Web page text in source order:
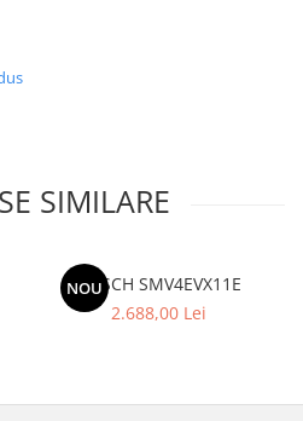
SIMILARE
NOU
BOSCH SMV4EVX11E
2.688,00 Lei